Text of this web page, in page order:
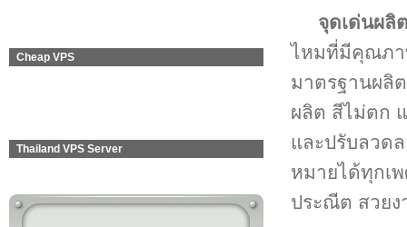
Cheap VPS
Thailand VPS Server
จุดเด่นผ
ไหมที่มีคุณภา
มาตรฐานผลิ
ผลิต สีไม่ตก
และปรับลวด
หมายได้ทุกเ
ประณีต สวยง